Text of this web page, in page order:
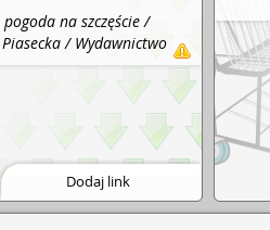
na szczęście /
/ Wydawnictwo
: ebookpoint BIBLIO,
Dodaj link